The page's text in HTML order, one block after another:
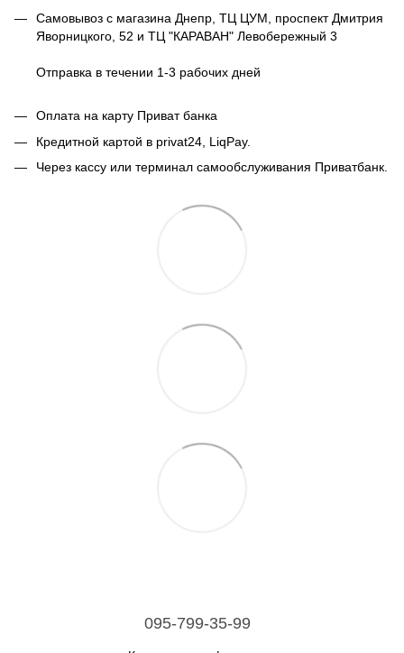
Самовывоз с магазина Днепр, ТЦ ЦУМ, проспект Дмитрия
Яворницкого, 52 и ТЦ "КАРАВАН" Левобережный 3
Отправка в течении 1-3 рабочих дней
Оплата на карту Приват банка
Кредитной картой в privat24, LiqPay.
Через кассу или терминал самообслуживания Приватбанк.
095-799-35-99